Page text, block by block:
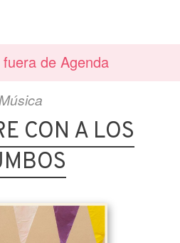
de Agenda
CON A LOS